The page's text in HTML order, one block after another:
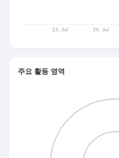
주요 활동 영역